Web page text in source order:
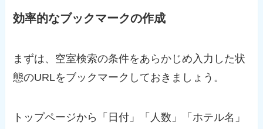
効率的なブックマークの作成
まずは、空室検索の条件をあらかじめ入力した状
態のURLをブックマークしておきましょう。
トップページから「日付」「人数」「ホテル名」